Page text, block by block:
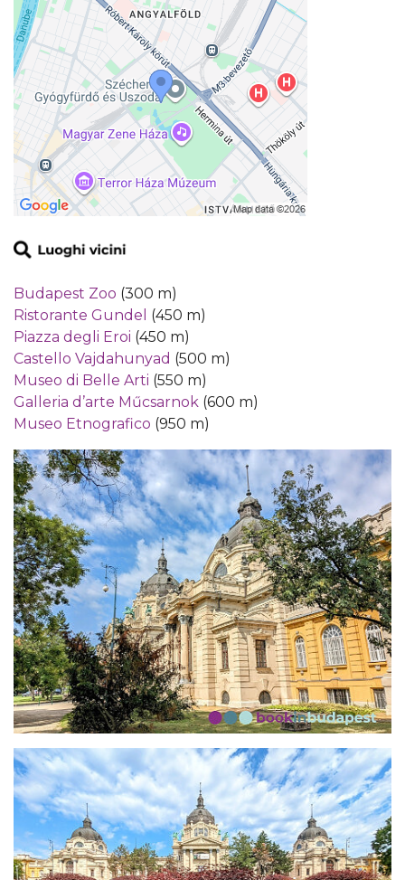
Budapest Zoo (300 m)
Ristorante Gundel (450 m)
Piazza degli Eroi (450 m)
Castello Vajdahunyad (500 m)
Museo di Belle Arti (550 m)
Galleria d’arte Műcsarnok (600 m)
Museo Etnografico (950 m)